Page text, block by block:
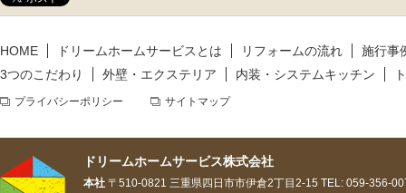
HOME ドリームホームサービスとは リフォームの流れ
施行事
3つのこだわり
外壁・エクステリア 内装・システムキッチン
プライバシーポリシー サイトマップ
ドリームホームサービス株式会社
本社 〒510-0821 三重県四日市市伊倉2丁目2-15 TEL: 059-356-